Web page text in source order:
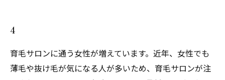
4
育毛サロンに通う女性が増えています。近年、女性でも
薄毛や抜け毛が気になる人が多いため、育毛サロンが注